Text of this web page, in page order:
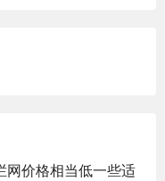
网价格相当低一些适